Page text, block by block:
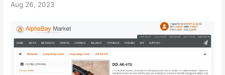
Aug 26, 2023